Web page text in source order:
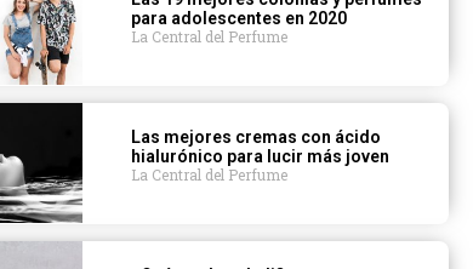
para adolescentes en 2020
La Central del Perfume
Las mejores cremas con ácido
hialurónico para lucir más joven
La Central del Perfume